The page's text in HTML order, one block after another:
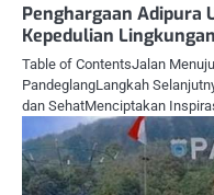
Penghargaan Adipura
Kepedulian Lingkungan
Table of ContentsJalan
PandeglangLangkah
dan SehatMenciptakan